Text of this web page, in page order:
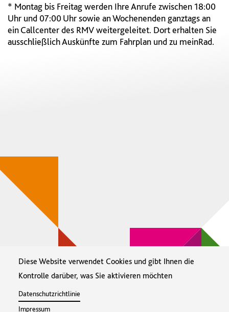
Diese Website verwendet Cookies und gibt Ihnen die
Kontrolle darüber, was Sie aktivieren möchten
Datenschutzrichtlinie
Impressum
* Montag bis Freitag werden Ihre Anrufe zwischen 18:00
Uhr und 07:00 Uhr sowie an Wochenenden ganztags an
ein Callcenter des RMV weitergeleitet. Dort erhalten Sie
ausschließlich Auskünfte zum Fahrplan und zu meinRad.